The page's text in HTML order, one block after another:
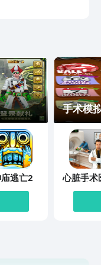
果你想让挖财帮你
我们-如果您在操
我们的“客服”，
一个问题。挖财公
更多福利活动现
可免费领会
逃亡2
手术模
心脏手术
模拟